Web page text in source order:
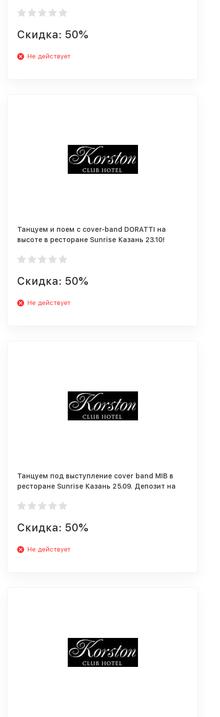
Скидка: 50%
Не действует
Танцуем и поем с cover-band DORATTI на
высоте в ресторане Sunrise Казань 23.10!
Скидка: 50%
Не действует
Танцуем под выступление cover band MIB в
ресторане Sunrise Казань 25.09. Депозит на
Скидка: 50%
Не действует